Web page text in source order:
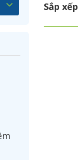
Sắp xếp